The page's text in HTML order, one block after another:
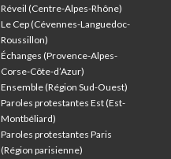
Réveil (Centre-Alpes-Rhône)
Le Cep (Cévennes-Languedoc-
Roussillon)
Échanges (Provence-Alpes-
Corse-Côte-d’Azur)
Ensemble (Région Sud-Ouest)
Paroles protestantes Est (Est-
Montbéliard)
Paroles protestantes Paris
(Région parisienne)